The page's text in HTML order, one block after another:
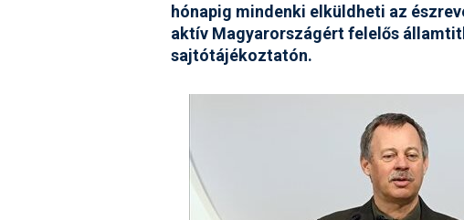
hónapig mindenki elküldheti az
aktív Magyarországért felelős
sajtótájékoztatón.